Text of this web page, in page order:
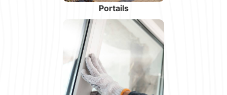
Portails